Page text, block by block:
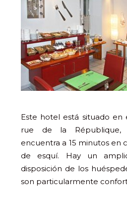
Este hotel está situado
rue de la République,
encuentra a 15 minutos en
de esquí. Hay un
disposición de los
son particularmente